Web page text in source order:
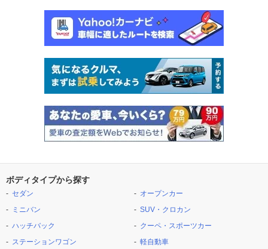
ボディタイプから探す
セダン
ミニバン
ハッチバック
ステーションワゴン
オープンカー
SUV・クロカン
クーペ・スポーツカー
軽自動車